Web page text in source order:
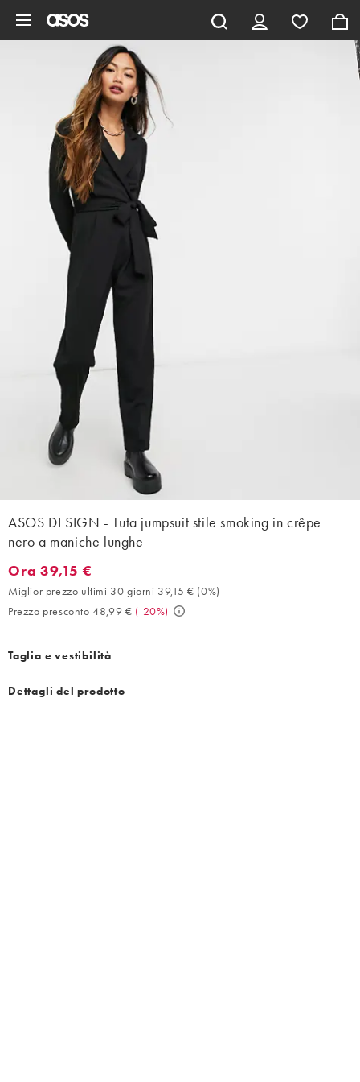
ASOS DESIGN - Tuta jumpsuit stile smoking in crêpe
nero a maniche lunghe
Ora 39,15 €. Miglior prezzo ultimi 30 giorni 39,15 € (0%).
Ora 39,15 €
Miglior prezzo ultimi 30 giorni 39,15 € (0%)
Prezzo presconto 48,99 € (-20%)
Taglia e vestibilità
Dettagli del prodotto